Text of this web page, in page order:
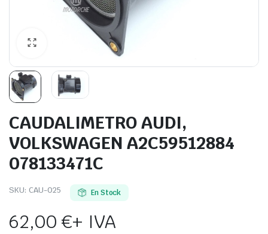
CAUDALIMETRO AUDI,
VOLKSWAGEN A2C59512884
078133471C
SKU: CAU-025 En Stock
62,00€+ IVA